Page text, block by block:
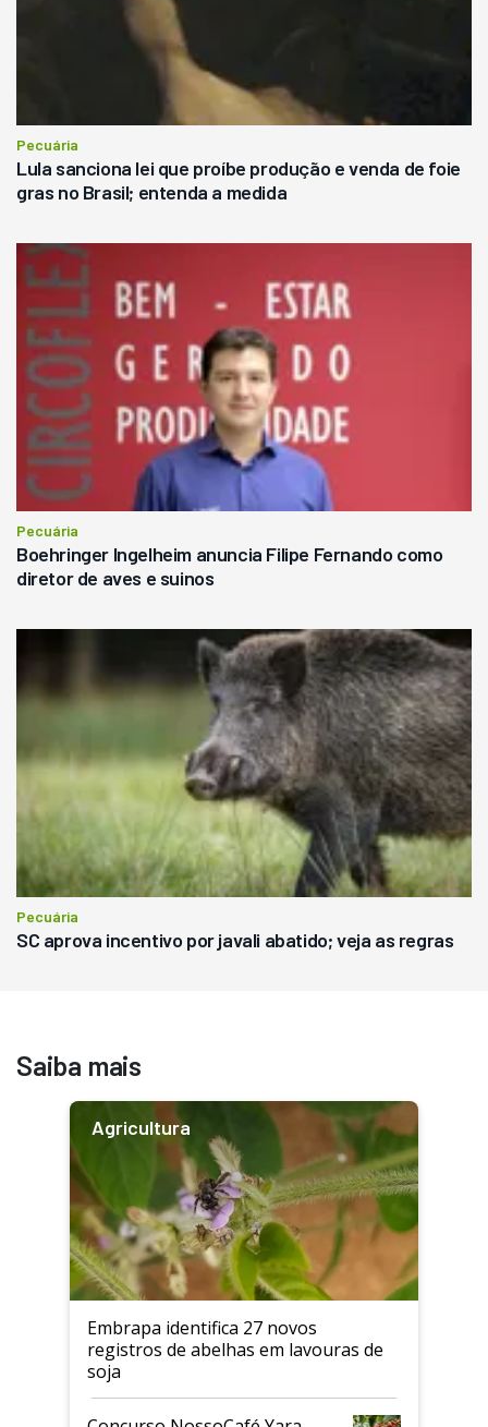
Pecuária
Lula sanciona lei que proíbe produção e venda de foie
gras no Brasil; entenda a medida
Pecuária
Boehringer Ingelheim anuncia Filipe Fernando como
diretor de aves e suinos
Pecuária
SC aprova incentivo por javali abatido; veja as regras
Saiba mais
Agricultura
Embrapa identifica 27 novos
registros de abelhas em lavouras de
soja